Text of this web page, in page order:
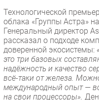
Технологической
облака «Группы Астра»
Генеральный директор
рассказал о подходе
доверенной экосистемы:
это три базовых
надёжность и качество
всё-таки от железа.
международный опыт —
на свои процессоры».